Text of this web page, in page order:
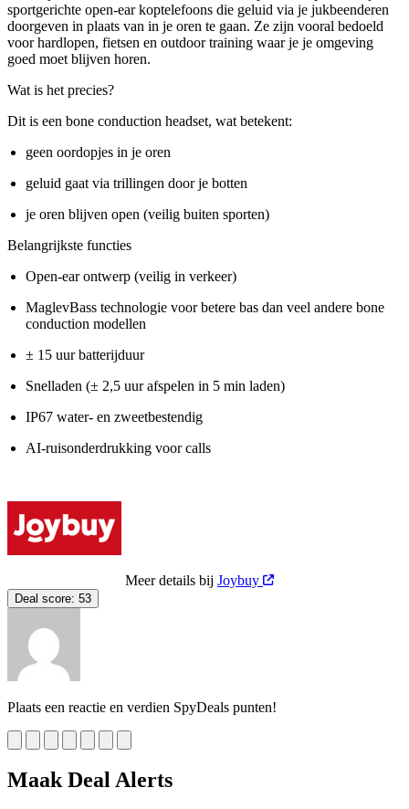
sportgerichte open-ear koptelefoons die geluid via je jukbeenderen
doorgeven in plaats van in je oren te gaan. Ze zijn vooral bedoeld
voor hardlopen, fietsen en outdoor training waar je je omgeving
goed moet blijven horen.
Wat is het precies?
Dit is een bone conduction headset, wat betekent:
geen oordopjes in je oren
geluid gaat via trillingen door je botten
je oren blijven open (veilig buiten sporten)
Belangrijkste functies
Open-ear ontwerp (veilig in verkeer)
MaglevBass technologie voor betere bas dan veel andere bone
conduction modellen
± 15 uur batterijduur
Snelladen (± 2,5 uur afspelen in 5 min laden)
IP67 water- en zweetbestendig
AI-ruisonderdrukking voor calls
Meer details bij Joybuy
Deal score: 53
Plaats een reactie en verdien SpyDeals punten!
Maak Deal Alerts